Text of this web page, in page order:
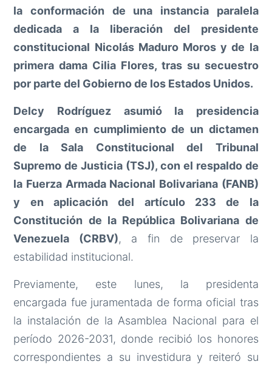
la conformación de una instancia paralela
dedicada a la liberación del presidente
constitucional Nicolás Maduro Moros y de la
primera dama Cilia Flores, tras su secuestro
por parte del Gobierno de los Estados Unidos.
Delcy Rodríguez asumió la presidencia
encargada en cumplimiento de un dictamen
de la Sala Constitucional del Tribunal
Supremo de Justicia (TSJ), con el respaldo de
la Fuerza Armada Nacional Bolivariana (FANB)
y en aplicación del artículo 233 de la
Constitución de la República Bolivariana de
Venezuela (CRBV), a fin de preservar la
estabilidad institucional.
Previamente, este lunes, la presidenta
encargada fue juramentada de forma oficial tras
la instalación de la Asamblea Nacional para el
período 2026-2031, donde recibió los honores
correspondientes a su investidura y reiteró su